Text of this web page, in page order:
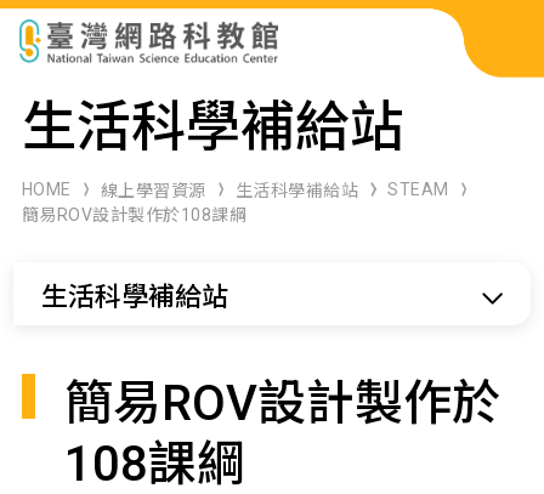
科展作品檢索
科學研習月刊
生活科學補給站
HOME 線上學習資源 生活科學補給站
STEAM
簡易ROV設計製作於108課綱
生活科學補給站
簡易ROV設計製作於
108課綱